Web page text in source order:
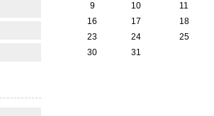
9
10 11
16
17 18
23
24 25
30
31